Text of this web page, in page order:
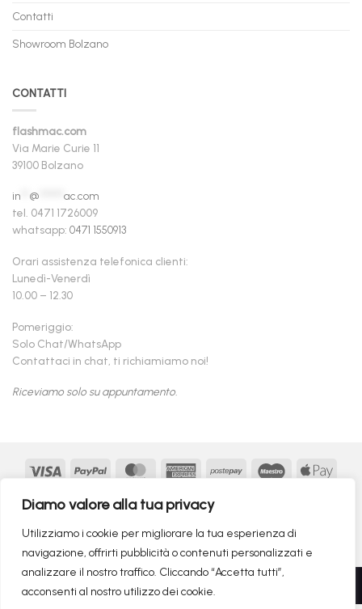
Diamo valore alla tua privacy
Utilizziamo i cookie per migliorare la tua esperienza di
navigazione, offrirti pubblicità o contenuti personalizzati e
analizzare il nostro traffico. Cliccando “Accetta tutti”,
acconsenti al nostro utilizzo dei cookie.
Contatti
Showroom Bolzano
CONTATTI
flashmac.com
Via Marie Curie 11
39100 Bolzano
in @
ac.com
tel. 0471 1726009
whatsapp: 0471 1550913
Orari assistenza telefonica clienti:
Lunedì-Venerdì
10.00 – 12.30
Pomeriggio:
Solo Chat/WhatsApp
Contattaci in chat, ti richiamiamo noi!
Riceviamo solo su appuntamento.
Visa PayPal MasterCardAmericanPostepay Maestro
Google
MasterCardKlarna
Copyright 2026 © flashmac® - MONOFASE SRL - P.IVA:
02982260214 | produced by
monofase
Recedere dal contratto qui